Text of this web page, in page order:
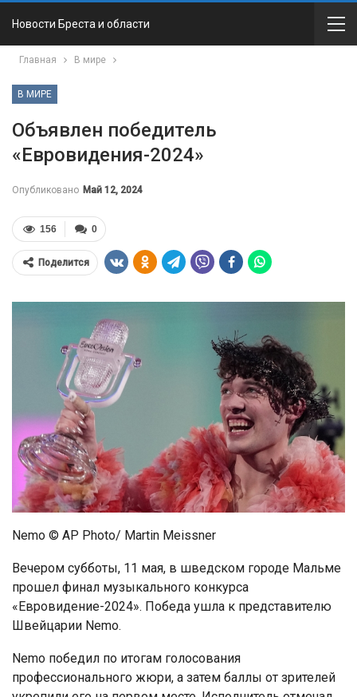
Новости Бреста и области
Главная В мире
В МИРЕ
Объявлен победитель
«Евровидения-2024»
Опубликовано Май 12, 2024
0
156
Поделится
Nemo © AP Photo/ Martin Meissner
Вечером субботы, 11 мая, в шведском городе Мальме
прошел финал музыкального конкурса
«Евровидение-2024». Победа ушла к представителю
Швейцарии Nemo.
Nemo победил по итогам голосования
профессионального жюри, а затем баллы от зрителей